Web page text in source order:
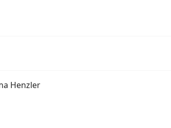
Henzler